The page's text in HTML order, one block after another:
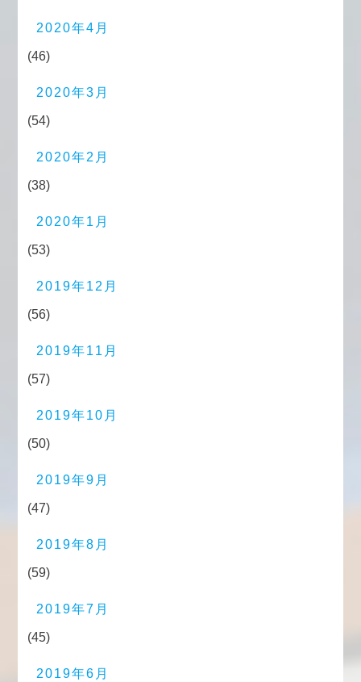
2020年4月
(46)
2020年3月
(54)
2020年2月
(38)
2020年1月
(53)
2019年12月
(56)
2019年11月
(57)
2019年10月
(50)
2019年9月
(47)
2019年8月
(59)
2019年7月
(45)
2019年6月